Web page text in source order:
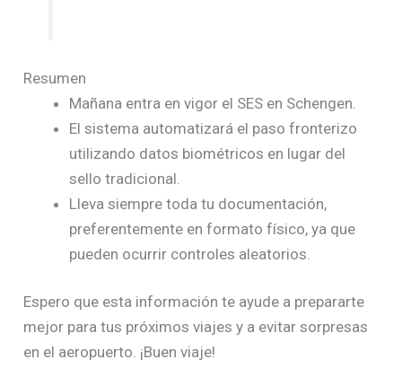
Resumen
Mañana entra en vigor el SES en Schengen.
El sistema automatizará el paso fronterizo
utilizando datos biométricos en lugar del
sello tradicional.
Lleva siempre toda tu documentación,
preferentemente en formato físico, ya que
pueden ocurrir controles aleatorios.
Espero que esta información te ayude a prepararte
mejor para tus próximos viajes y a evitar sorpresas
en el aeropuerto. ¡Buen viaje!